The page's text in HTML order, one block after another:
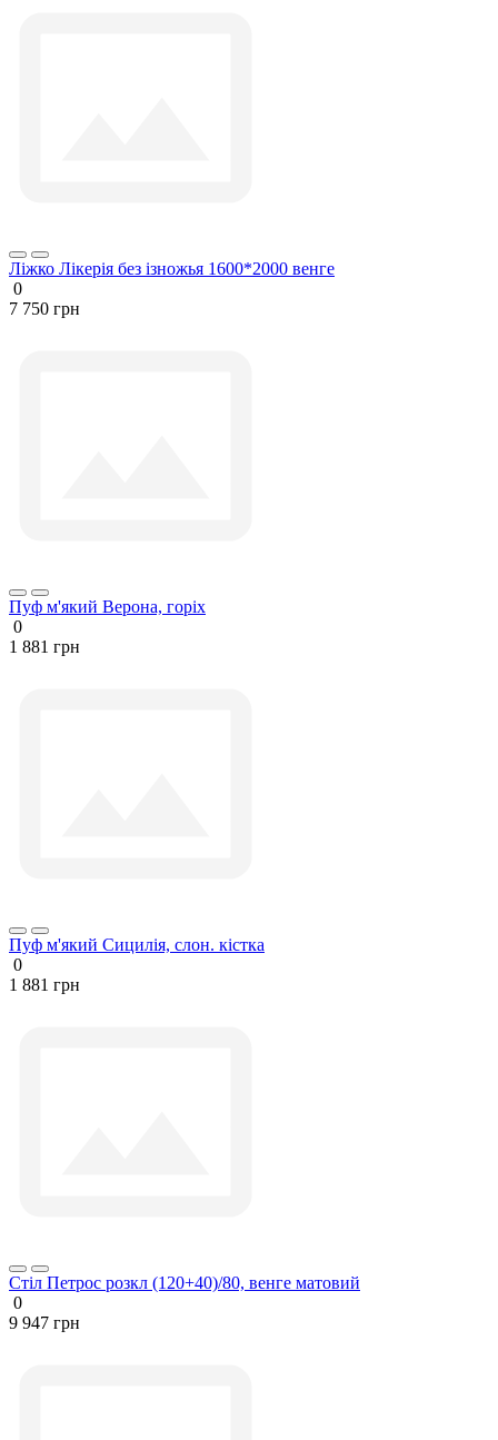
Ліжко Лікерія без ізножья 1600*2000 венге
0
7 750 грн
Пуф м'який Верона, горіх
0
1 881 грн
Пуф м'який Сицилія, слон. кістка
0
1 881 грн
Стіл Петрос розкл (120+40)/80, венге матовий
0
9 947 грн